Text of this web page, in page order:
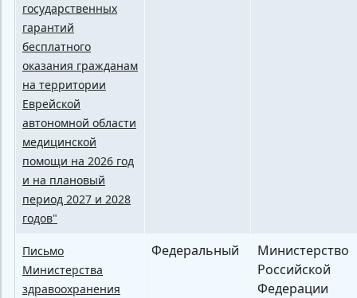
государственных
гарантий
бесплатного
оказания гражданам
на территории
Еврейской
автономной области
медицинской
помощи на 2026 год
и на плановый
период 2027 и 2028
годов"
Письмо
Министерства
здравоохранения
Федеральный
Министерство
Российской
Федерации